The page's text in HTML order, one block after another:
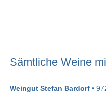
Sämtliche Weine
Weingut Stefan Bardorf •